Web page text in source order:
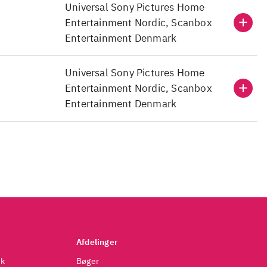
til et
falde fra undervejs.
moderne
instruktør
Det er en film til det
intellektuel
Universal Sony Pictures Home
Entertainment Nordic, Scanbox
Entertainment Denmark
Universal Sony Pictures Home
Entertainment Nordic, Scanbox
Entertainment Denmark
Afdelinger
Bøger